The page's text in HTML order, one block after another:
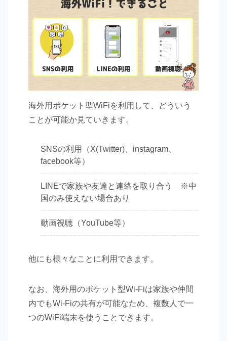
海外用ポケット型WiFiを利用して、どういう
ことが可能か見ていきます。
SNSの利用（X(Twitter)、instagram、
facebook等）
LINEで家族や友達と連絡を取り合う ※中
国のみ使えない場合あり
動画視聴（YouTube等）
他にも様々なことに利用できます。
なお、海外用のポケット型Wi-Fiは家族や仲間
内でもWi-Fiの共有が可能なため、複数人で一
つのWiFi端末を使うことできます。